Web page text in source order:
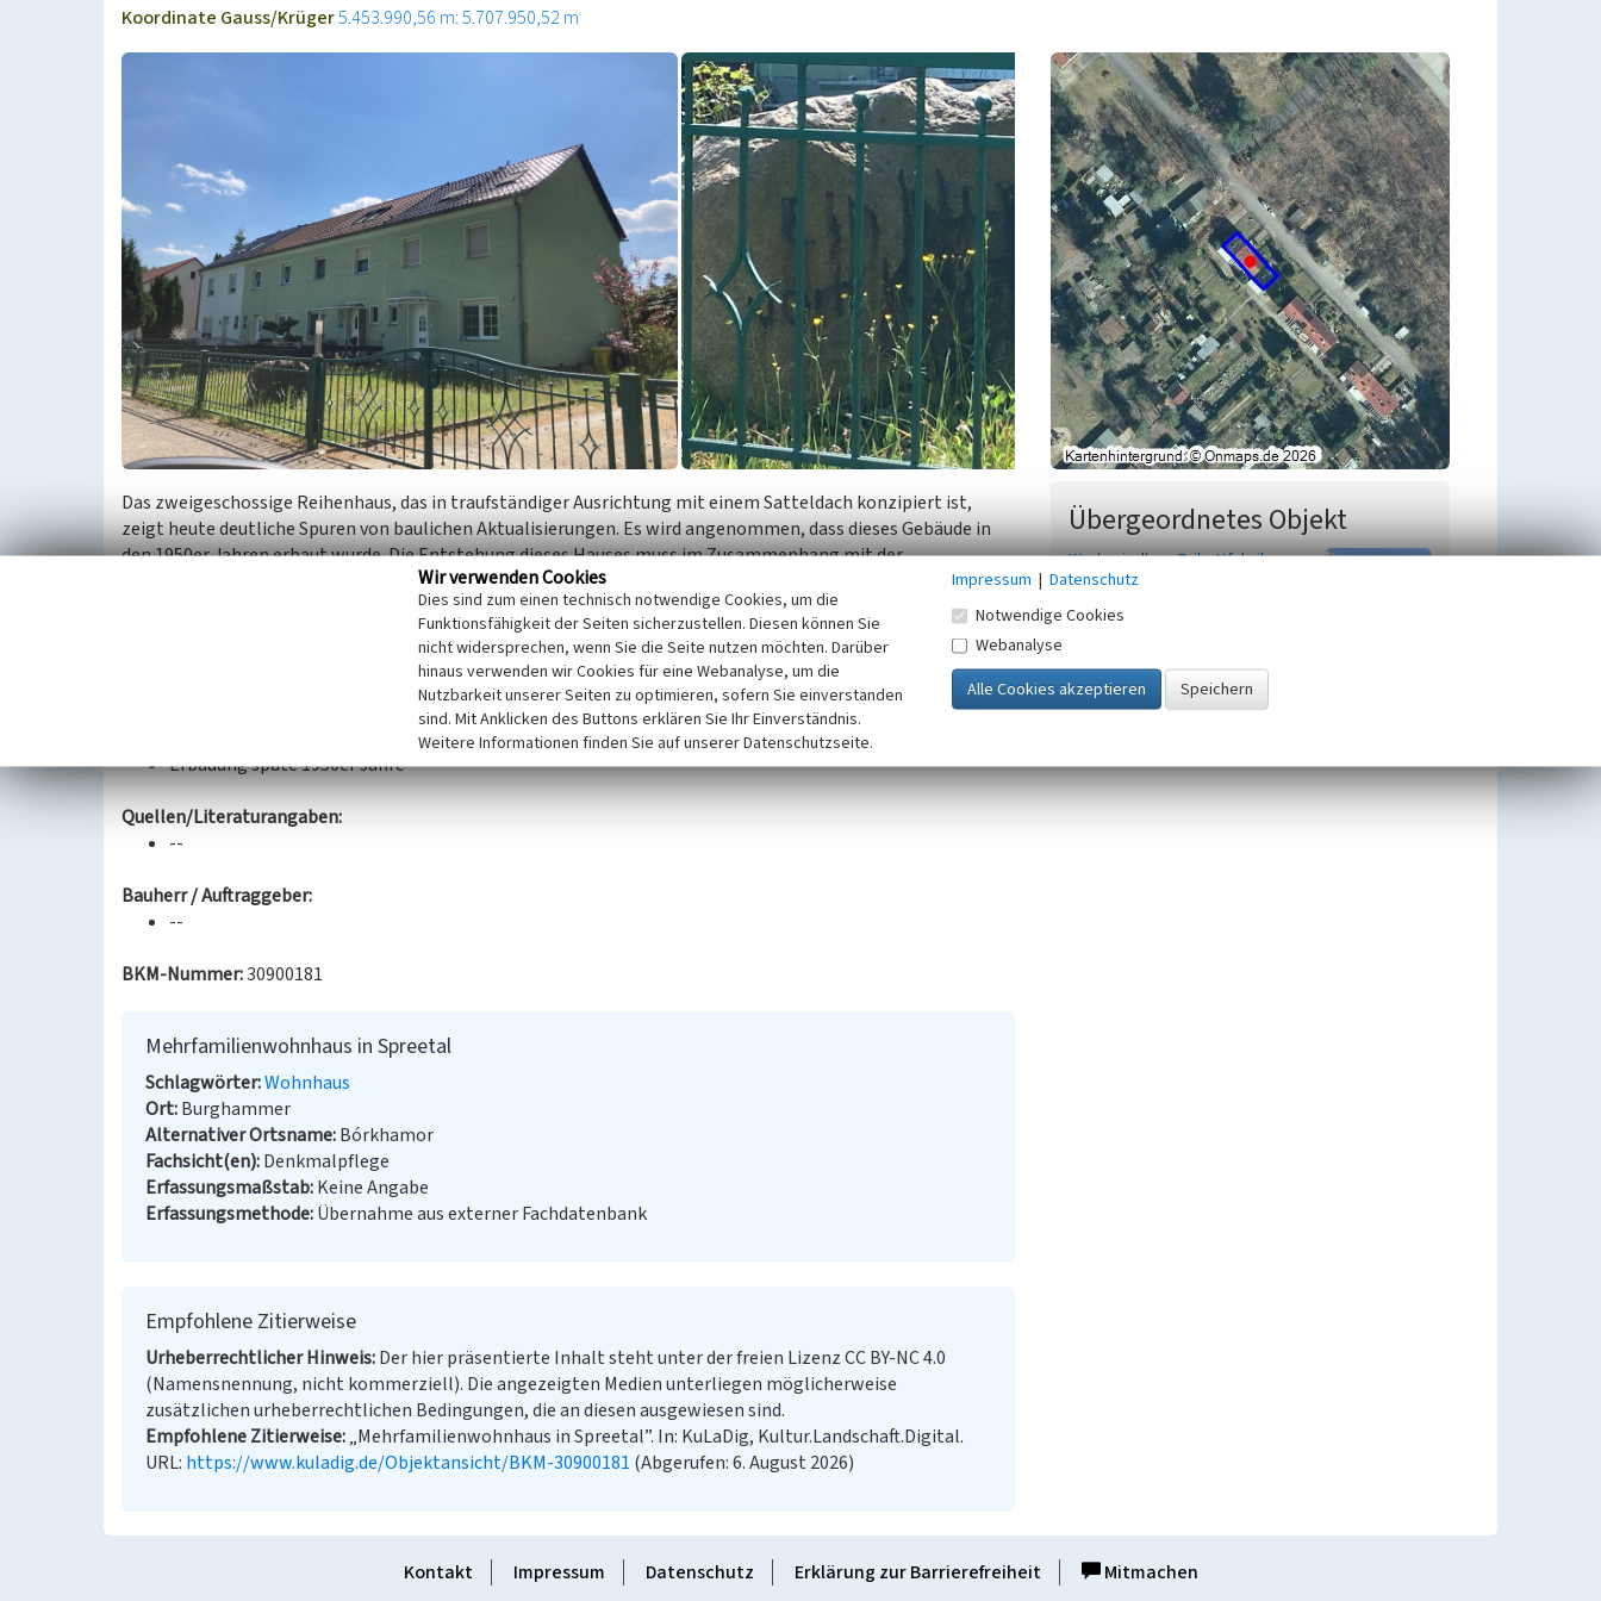
Koordinate Gauss/Krüger5.453.990,56 m: 5.707.950,52 m
Das zweigeschossige Reihenhaus, das in traufständiger Ausrichtung mit einem Satteldach konzipiert ist,
zeigt heute deutliche Spuren von baulichen Aktualisierungen. Es wird angenommen, dass dieses Gebäude in
den 1950er Jahren erbaut wurde. Die Entstehung dieses Hauses muss im Zusammenhang mit der
Braunkohleindustrie betrachtet werden, die zu dieser Zeit in der Region eine bedeutende Rolle spielte. Die
fortlaufenden Modernisierungen und Umbauten im Laufe der Zeit haben das ursprüngliche Erscheinungsbild
des Hauses maßgeblich geprägt und verändert.
(Martin Neubacher, Landesamt für Denkmalpflege Sachsen, 2023)
Erbauung späte 1950er Jahre
Quellen/Literaturangaben:
--
Bauherr / Auftraggeber:
--
BKM-Nummer:30900181
Mehrfamilienwohnhaus in Spreetal
Schlagwörter Wohnhaus
Ort Burghammer
Alternativer Ortsname Bórkhamor
Fachsicht(en) Denkmalpflege
Erfassungsmaßstab Keine Angabe
Erfassungsmethode Übernahme aus externer Fachdatenbank
Empfohlene Zitierweise
Urheberrechtlicher Hinweis Der hier präsentierte Inhalt steht unter der freien Lizenz CC BY-NC 4.0
(Namensnennung, nicht kommerziell). Die angezeigten Medien unterliegen möglicherweise
zusätzlichen urheberrechtlichen Bedingungen, die an diesen ausgewiesen sind.
Empfohlene Zitierweise „Mehrfamilienwohnhaus in Spreetal”. In: KuLaDig, Kultur.Landschaft.Digital.
URL: https://www.kuladig.de/Objektansicht/BKM-30900181 (Abgerufen: 6. August 2026)
Übergeordnetes Objekt
Werkssiedlung Brikettfabrik
Spreetal, ehem. Brigitta
Kontakt Impressum Datenschutz Erklärung zur Barrierefreiheit Mitmachen
Wir verwenden Cookies
Dies sind zum einen technisch notwendige Cookies, um die
Funktionsfähigkeit der Seiten sicherzustellen. Diesen können Sie
nicht widersprechen, wenn Sie die Seite nutzen möchten. Darüber
hinaus verwenden wir Cookies für eine Webanalyse, um die
Nutzbarkeit unserer Seiten zu optimieren, sofern Sie einverstanden
sind. Mit Anklicken des Buttons erklären Sie Ihr Einverständnis.
Weitere Informationen finden Sie auf unserer Datenschutzseite.
Impressum | Datenschutz
Notwendige Cookies
Webanalyse